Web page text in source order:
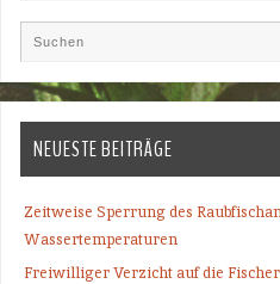
NEUESTE BEITRÄGE
Zeitweise Sperrung des
Wassertemperaturen
Freiwilliger Verzicht auf die